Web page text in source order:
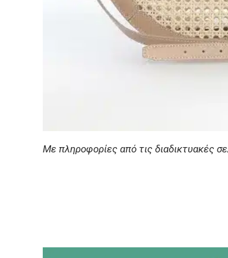
Με πληροφορίες από τις διαδικτυακές